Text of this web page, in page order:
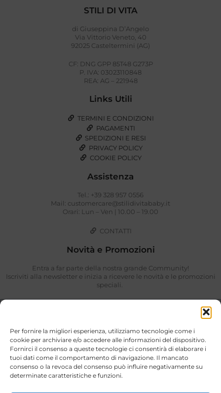
Per fornire la migliori esperienza, utilizziamo tecnologie come i
cookie per archiviare e/o accedere alle informazioni del dispositivo.
Fornirci il consenso a queste tecnologie ci consentirà di elaborare i
tuoi dati come il comportamento di navigazione. Il mancato
consenso o la revoca del consenso può influire negativamente su
determinate caratteristiche e funzioni.
STILI DI VITA
di Giuseppina D’Angelo
Via Vittorio Veneto, 40
92025 Casteltermini (AG)
CF: DNG GPP 85T48 G273P
P. IVA: 03023110848
REA: AG – 221948
Links Utili
TERMINI E CONDIZIONI
PAGAMENTI
SPEDIZIONI E RESI
PRIVACY POLICY
COOKIE POLICY
Assistenza
Tel.: +39 328 957 0556
Mail: customercare@stilidivitababy.it
Orari: Lun – Ven | 10.00 – 19.00
CONTATTI
Novità e Promozioni
Entra a far parte della nostra grande Community!
Iscriviti alla newsletter e inizia a ricevere le novità e le promozioni
speciali.